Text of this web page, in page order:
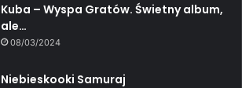
Kuba – Wyspa Gratów. Świetny album,
ale…
08/03/2024
Niebieskooki Samuraj